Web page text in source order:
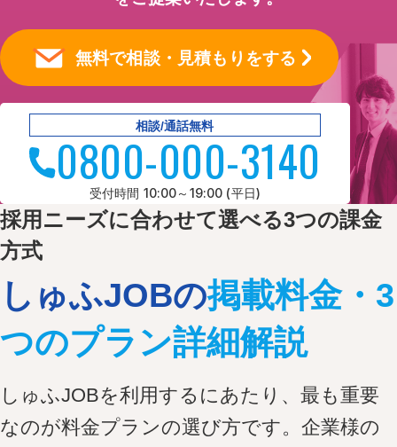
エン転職・engage
採用戦略・採用設計
採用目標・効果改善
求人票・求人原稿
面接・選考・応募者対応
新卒採用
中途採用
採用広報・採用マーケティング
Indeed・Indeed PLUS
無料で相談・見積もりをする
相談/通話無料
受付時間 10:00～19:00 (平日)
0800-000-3140
採用ニーズに合わせて選べる3つの課金
方式
しゅふJOBの掲載料金・3
つのプラン詳細解説
しゅふJOBを利用するにあたり、最も重要
なのが料金プランの選び方です。企業様の